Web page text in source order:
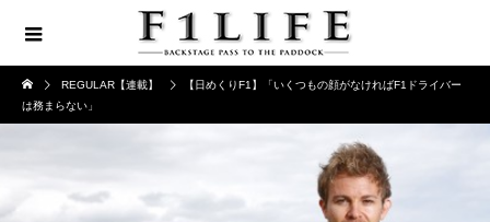
REGULAR【連載】
【日めくりF1】「いくつもの顔がなければF1ドライバー
は務まらない」